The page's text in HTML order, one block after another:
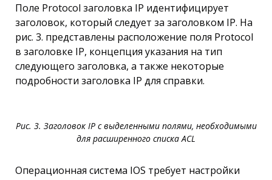
Поле Protocol заголовка IP идентифицирует
заголовок, который следует за заголовком IP. На
рис. 3. представлены расположение поля Protocol
в заголовке IP, концепция указания на тип
следующего заголовка, а также некоторые
подробности заголовка IP для справки.
Рис. 3. Заголовок IР с выделенными полями, необходимыми
для расширенного списка ACL
Операционная система IOS требует настройки